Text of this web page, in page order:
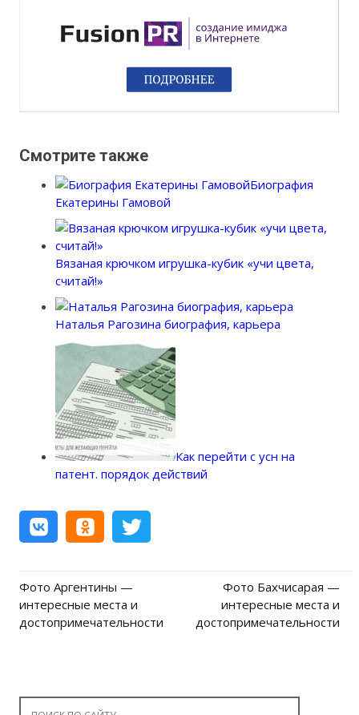
Смотрите также
Биография
Екатерины Гамовой
Вязаная крючком игрушка-кубик «учи цвета,
считай!»
Наталья Рагозина биография, карьера
Как перейти с усн на
патент. порядок действий
Post navigation
Фото Аргентины —
интересные места и
достопримечательности
Фото Бахчисарая —
интересные места и
достопримечательности